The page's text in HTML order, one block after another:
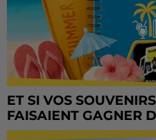
ET SI VOS
FAISAIENT GAGNER